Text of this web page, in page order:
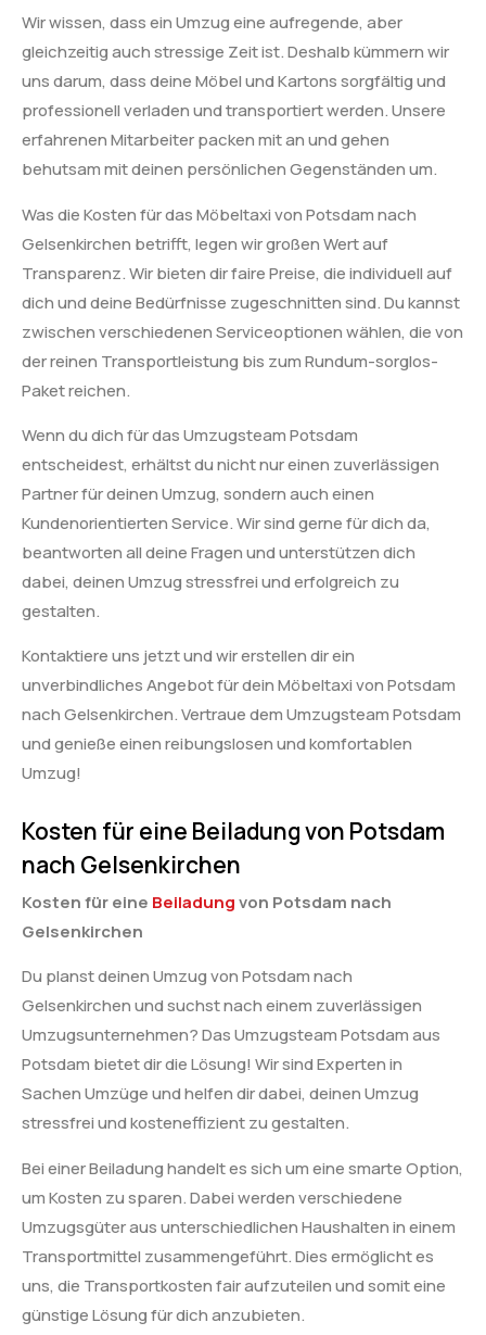
Wir wissen, dass ein Umzug eine aufregende, aber
gleichzeitig auch stressige Zeit ist. Deshalb kümmern wir
uns darum, dass deine Möbel und Kartons sorgfältig und
professionell verladen und transportiert werden. Unsere
erfahrenen Mitarbeiter packen mit an und gehen
behutsam mit deinen persönlichen Gegenständen um.
Was die Kosten für das Möbeltaxi von Potsdam nach
Gelsenkirchen betrifft, legen wir großen Wert auf
Transparenz. Wir bieten dir faire Preise, die individuell auf
dich und deine Bedürfnisse zugeschnitten sind. Du kannst
zwischen verschiedenen Serviceoptionen wählen, die von
der reinen Transportleistung bis zum Rundum-sorglos-
Paket reichen.
Wenn du dich für das Umzugsteam Potsdam
entscheidest, erhältst du nicht nur einen zuverlässigen
Partner für deinen Umzug, sondern auch einen
Kundenorientierten Service. Wir sind gerne für dich da,
beantworten all deine Fragen und unterstützen dich
dabei, deinen Umzug stressfrei und erfolgreich zu
gestalten.
Kontaktiere uns jetzt und wir erstellen dir ein
unverbindliches Angebot für dein Möbeltaxi von Potsdam
nach Gelsenkirchen. Vertraue dem Umzugsteam Potsdam
und genieße einen reibungslosen und komfortablen
Umzug!
Kosten für eine Beiladung von Potsdam
nach Gelsenkirchen
Kosten für eine Beiladungvon Potsdam nach
Gelsenkirchen
Du planst deinen Umzug von Potsdam nach
Gelsenkirchen und suchst nach einem zuverlässigen
Umzugsunternehmen? Das Umzugsteam Potsdam aus
Potsdam bietet dir die Lösung! Wir sind Experten in
Sachen Umzüge und helfen dir dabei, deinen Umzug
stressfrei und kosteneffizient zu gestalten.
Bei einer Beiladung handelt es sich um eine smarte Option,
um Kosten zu sparen. Dabei werden verschiedene
Umzugsgüter aus unterschiedlichen Haushalten in einem
Transportmittel zusammengeführt. Dies ermöglicht es
uns, die Transportkosten fair aufzuteilen und somit eine
günstige Lösung für dich anzubieten.